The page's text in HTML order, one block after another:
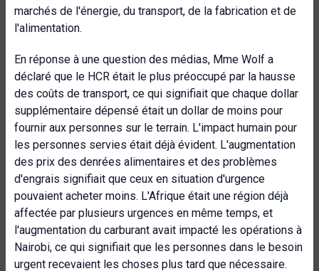
marchés de l'énergie, du transport, de la fabrication et de
l'alimentation.
En réponse à une question des médias, Mme Wolf a
déclaré que le HCR était le plus préoccupé par la hausse
des coûts de transport, ce qui signifiait que chaque dollar
supplémentaire dépensé était un dollar de moins pour
fournir aux personnes sur le terrain. L'impact humain pour
les personnes servies était déjà évident. L'augmentation
des prix des denrées alimentaires et des problèmes
d'engrais signifiait que ceux en situation d'urgence
pouvaient acheter moins. L'Afrique était une région déjà
affectée par plusieurs urgences en même temps, et
l'augmentation du carburant avait impacté les opérations à
Nairobi, ce qui signifiait que les personnes dans le besoin
urgent recevaient les choses plus tard que nécessaire.